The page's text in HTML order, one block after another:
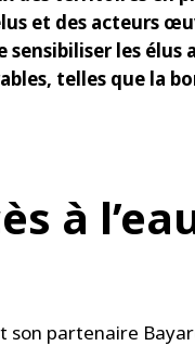
et des acteurs
sensibiliser les
telles que la
à
son partenaire